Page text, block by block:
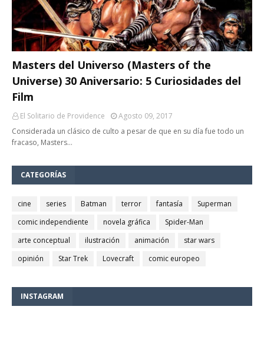
Masters del Universo (Masters of the
Universe) 30 Aniversario: 5 Curiosidades del
Film
El Solitario de Providence
Agosto 09, 2017
Considerada un clásico de culto a pesar de que en su día fue todo un
fracaso, Masters…
CATEGORÍAS
cine series Batman terror fantasía
Superman
comic independiente
novela gráfica
Spider-Man
arte conceptual
ilustración animación
star wars
opinión
Star Trek Lovecraft comic europeo
INSTAGRAM